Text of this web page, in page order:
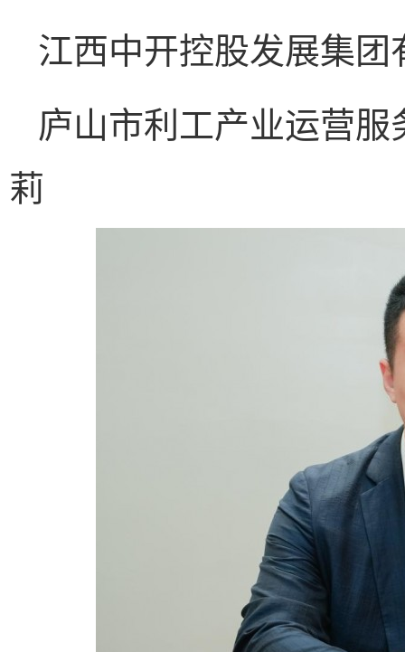
江西中开控股发展集
庐山市利工产业运营
莉